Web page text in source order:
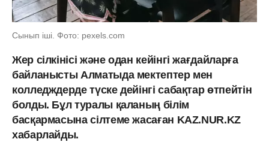
Сынып іші. Фото: pexels.com
Жер сілкінісі және одан кейінгі жағдайларға
байланысты Алматыда мектептер мен
колледждерде түске дейінгі сабақтар өтпейтін
болды. Бұл туралы қаланың білім
басқармасына сілтеме жасаған KAZ.NUR.KZ
хабарлайды.